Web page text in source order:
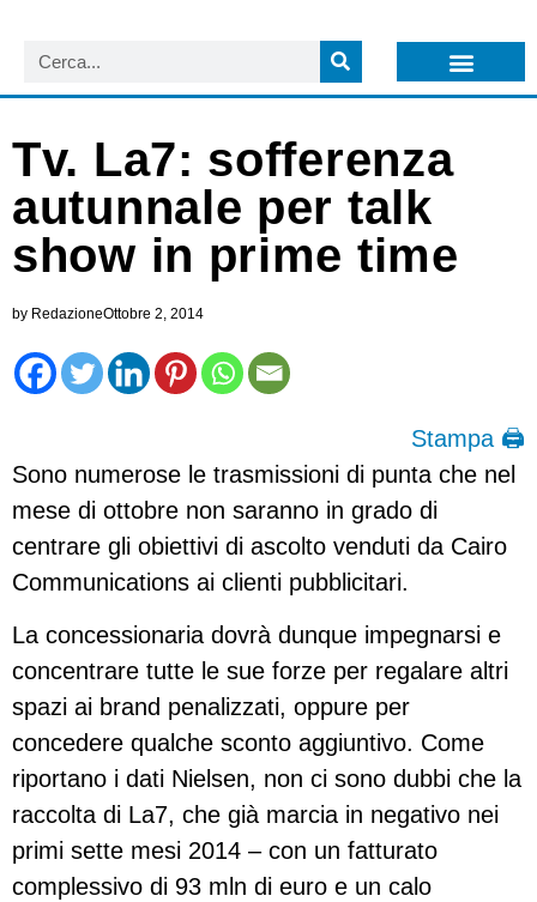
Tv. La7: sofferenza
autunnale per talk
show in prime time
by RedazioneOttobre 2, 2014
Stampa 🖨
Sono numerose le trasmissioni di punta che nel
mese di ottobre non saranno in grado di
centrare gli obiettivi di ascolto venduti da Cairo
Communications ai clienti pubblicitari.
La concessionaria dovrà dunque impegnarsi e
concentrare tutte le sue forze per regalare altri
spazi ai brand penalizzati, oppure per
concedere qualche sconto aggiuntivo. Come
riportano i dati Nielsen, non ci sono dubbi che la
raccolta di La7, che già marcia in negativo nei
primi sette mesi 2014 – con un fatturato
complessivo di 93 mln di euro e un calo